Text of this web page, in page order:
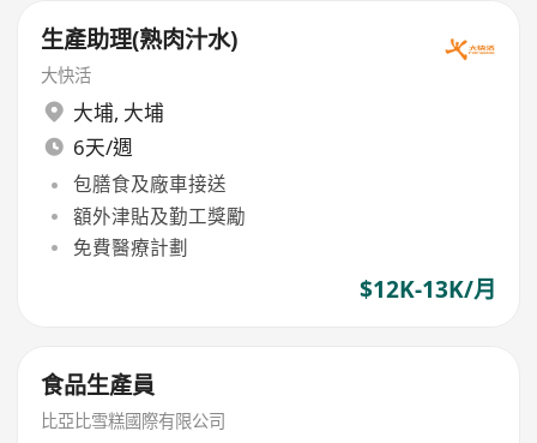
生產助理(熟肉汁水)
大快活
大埔, 大埔
6天/週
包膳食及廠車接送
額外津貼及勤工獎勵
免費醫療計劃
$12K-13K/月
食品生產員
比亞比雪糕國際有限公司